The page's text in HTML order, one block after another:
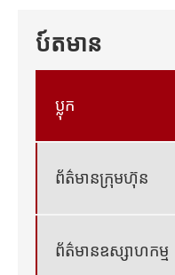
ប៍តមាន
ប្លុក
ព័ត៌មានក្រុមហ៊ុន
ព័ត៌មានឧស្សាហកម្ម